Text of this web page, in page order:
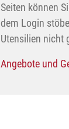
Seiten können
dem Login
Utensilien nicht
Angebote und